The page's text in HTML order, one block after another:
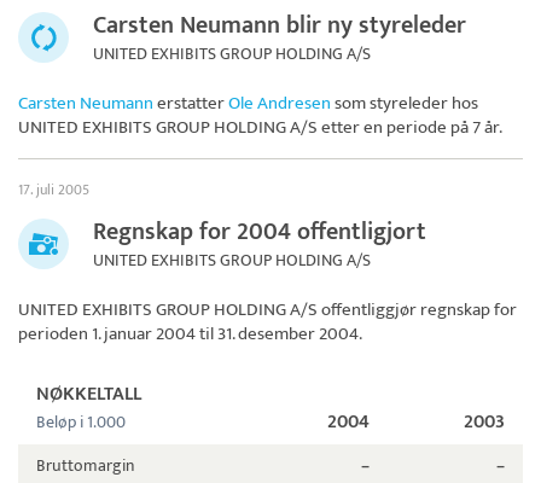
Carsten Neumann blir ny styreleder
UNITED EXHIBITS GROUP HOLDING A/S
Carsten NeumannerstatterOle Andresensom styreleder hos
UNITED EXHIBITS GROUP HOLDING A/Setter en periode på 7 år.
17. juli 2005
Regnskap for 2004 offentligjort
UNITED EXHIBITS GROUP HOLDING A/S
UNITED EXHIBITS GROUP HOLDING A/Soffentliggjør regnskap for
perioden 1. januar 2004 til 31. desember 2004.
NØKKELTALL
Beløp i 1.000 2004 2003
Bruttomargin – –